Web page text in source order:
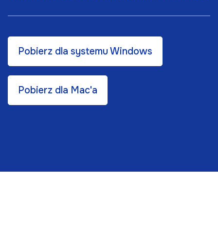
Pobierz dla systemu Windows
Pobierz dla Mac'a